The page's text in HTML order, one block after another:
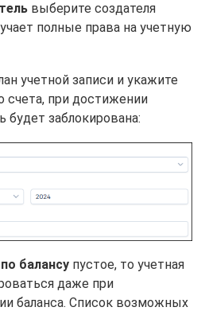
выберите создателя
полные права на учетную
учетной записи и укажите
при достижении
будет заблокирована:
балансу пустое, то учетная
даже при
баланса. Список возможных